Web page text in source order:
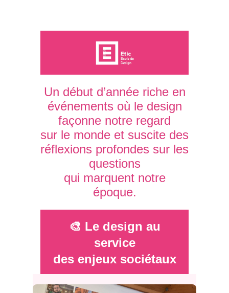
Un début d’année riche en
événements où le design
façonne notre regard
sur le monde et suscite des
réflexions profondes sur les
questions
qui marquent notre
époque.
🎨 Le design au
service
des enjeux sociétaux